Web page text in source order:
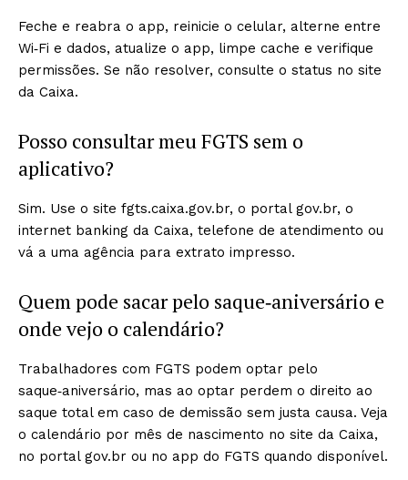
Feche e reabra o app, reinicie o celular, alterne entre
Wi‑Fi e dados, atualize o app, limpe cache e verifique
permissões. Se não resolver, consulte o status no site
da Caixa.
Posso consultar meu FGTS sem o
aplicativo?
Sim. Use o site fgts.caixa.gov.br, o portal gov.br, o
internet banking da Caixa, telefone de atendimento ou
vá a uma agência para extrato impresso.
Quem pode sacar pelo saque‑aniversário e
onde vejo o calendário?
Trabalhadores com FGTS podem optar pelo
saque‑aniversário, mas ao optar perdem o direito ao
saque total em caso de demissão sem justa causa. Veja
o calendário por mês de nascimento no site da Caixa,
no portal gov.br ou no app do FGTS quando disponível.